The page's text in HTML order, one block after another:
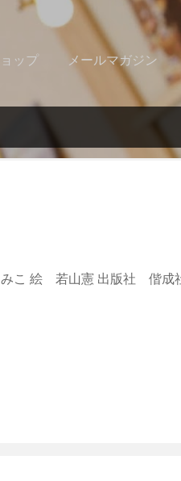
ップ メールマガジン
アクセス
みこ 絵 若山憲 出版社 偕